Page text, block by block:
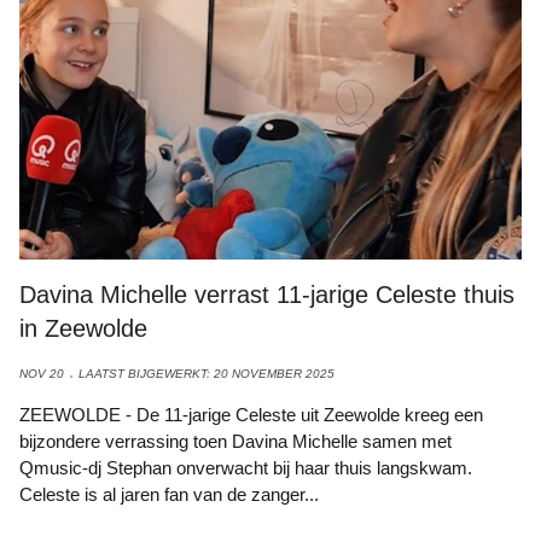
Davina Michelle verrast 11-jarige Celeste thuis
in Zeewolde
NOV 20 LAATST BIJGEWERKT: 20 NOVEMBER 2025
ZEEWOLDE - De 11-jarige Celeste uit Zeewolde kreeg een
bijzondere verrassing toen Davina Michelle samen met
Qmusic-dj Stephan onverwacht bij haar thuis langskwam.
Celeste is al jaren fan van de zanger...